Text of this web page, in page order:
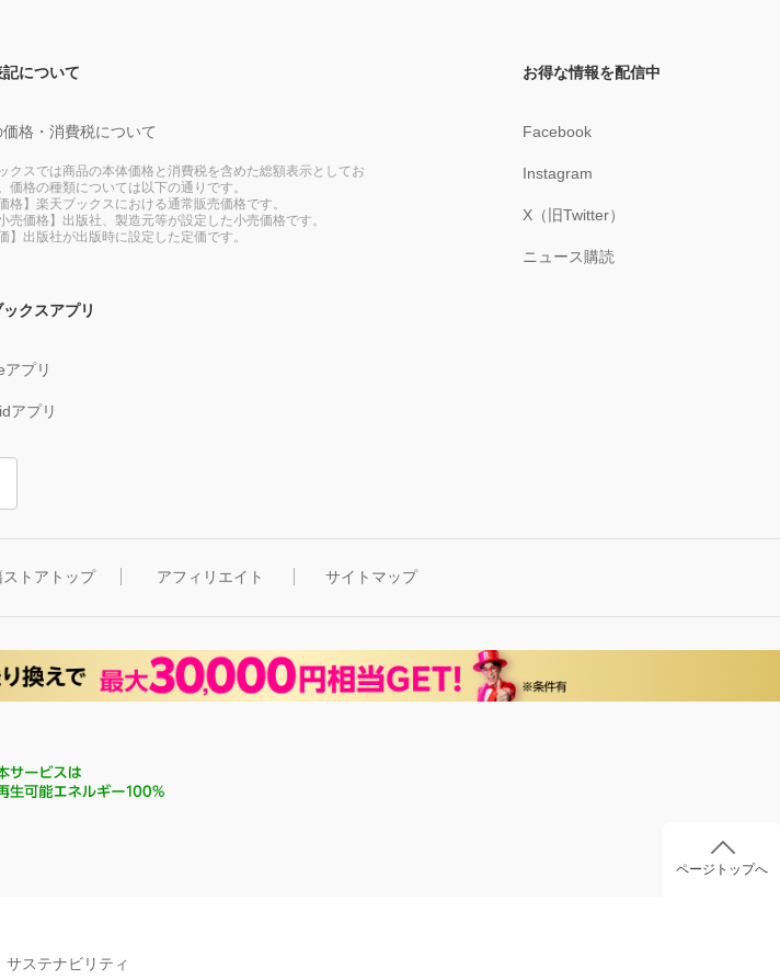
について
格・消費税について
クスでは商品の本体価格と消費税を含めた総額表示としてお
価格の種類については以下の通りです。
格】楽天ブックスにおける通常販売価格です。
売価格】出版社、製造元等が設定した小売価格です。
】出版社が出版時に設定した定価です。
クスアプリ
アプリ
アプリ
お得な情報を配信中
Facebook
Instagram
X（旧Twitter）
ニュース購読
トアトップ アフィリエイト サイトマップ
ページトップへ
サステナビリティ